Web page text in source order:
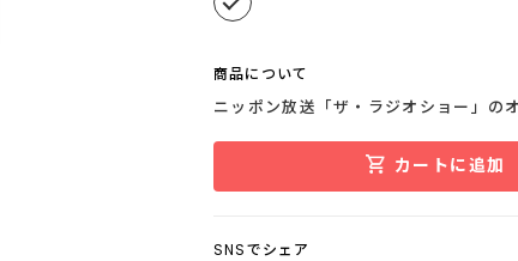
商品について
ニッポン放送「ザ・ラジオショー」の
カートに追加
SNSでシェア